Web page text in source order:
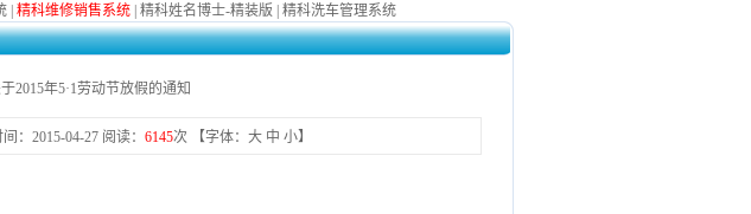
| 精科维修销售系统| 精科姓名博士-精装版
精科洗车管理系统
2015年5·1劳动节放假的通知
：2015-04-27 阅读： 6145次 【字体： 大 中 小】